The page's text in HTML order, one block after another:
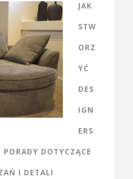
JAK
STW
ORZ
YĆ
DES
IGN
ERS
DOTYCZĄCE
I DETALI